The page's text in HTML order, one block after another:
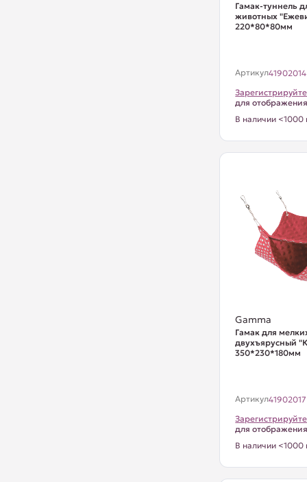
Гамак-туннель
животных
220*80*80мм
Артикул41902014
для
В наличии <1000
Gamma
Гамак для
двухъярусный
350*230*180мм
Артикул41902017
для
В наличии <1000